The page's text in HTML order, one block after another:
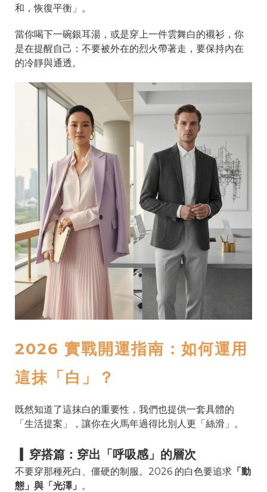
和，恢復平衡」。
當你喝下一碗銀耳湯，或是穿上一件雲舞白的襯衫，你
是在提醒自己：不要被外在的烈火帶著走，要保持內在
的冷靜與通透。
2026 實戰開運指南：如何運用
這抹「白」？
既然知道了這抹白的重要性，我們也提供一套具體的
「生活提案」，讓你在火馬年過得比別人更「絲滑」。
▎ 穿搭篇：穿出「呼吸感」的層次
不要穿那種死白、僵硬的制服。2026 的白色要追求 「動
態」與「光澤」 。